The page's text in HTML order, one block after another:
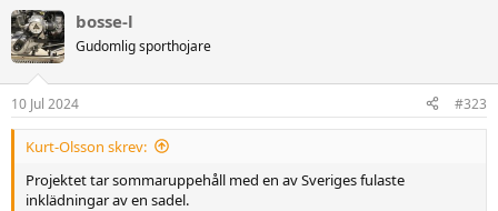
bosse-l
Gudomlig sporthojare
10 Jul 2024 #323
Kurt-Olsson skrev:
Projektet tar sommaruppehåll med en av Sveriges fulaste
inklädningar av en sadel.